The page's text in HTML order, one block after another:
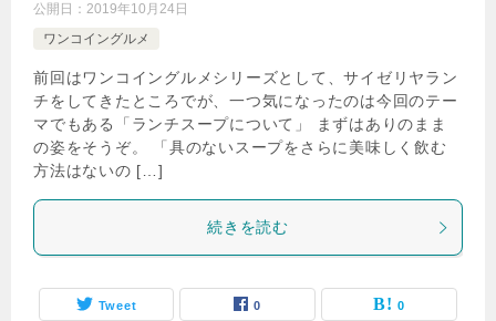
公開日： 2019年10月24日
ワンコイングルメ
前回はワンコイングルメシリーズとして、サイゼリヤラン
チをしてきたところでが、一つ気になったのは今回のテー
マでもある「ランチスープについて」 まずはありのまま
の姿をそうぞ。 「具のないスープをさらに美味しく飲む
方法はないの […]
続きを読む
Tweet 0 0